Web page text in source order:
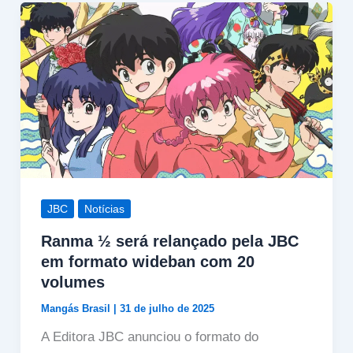
JBC Notícias
Ranma ½ será relançado pela JBC
em formato wideban com 20
volumes
Mangás Brasil | 31 de julho de 2025
A Editora JBC anunciou o formato do